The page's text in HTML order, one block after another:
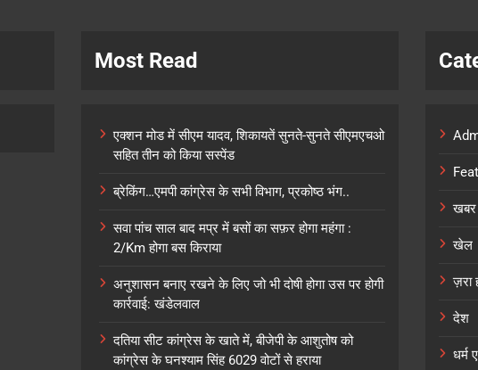
Most Read
एक्शन मोड में सीएम यादव, शिकायतें सुनते-सुनते सीएमएचओ
सहित तीन को किया सस्पेंड
ब्रेकिंग…एमपी कांग्रेस के सभी विभाग, प्रकोष्ठ भंग..
सवा पांच साल बाद मप्र में बसों का सफ़र होगा महंगा :
2/Km होगा बस किराया
अनुशासन बनाए रखने के लिए जो भी दोषी होगा उस पर होगी
कार्रवाई: खंडेलवाल
दतिया सीट कांग्रेस के खाते में, बीजेपी के आशुतोष को
कांग्रेस के घनश्याम सिंह 6029 वोटों से हराया
खबर
खेल
ज़रा
देश
धर्म